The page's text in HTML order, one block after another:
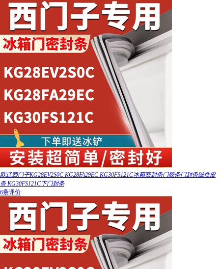
欧辽西门子KG28EV2S0C KG28FA29EC KG30FS121C冰箱密封条门胶条门封条磁性皮
条 KG30FS121C下门封条
6条评价